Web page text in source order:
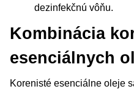
dezinfekčnú vôňu.
Kombinácia
esenciálnych
Korenisté esenciálne oleje